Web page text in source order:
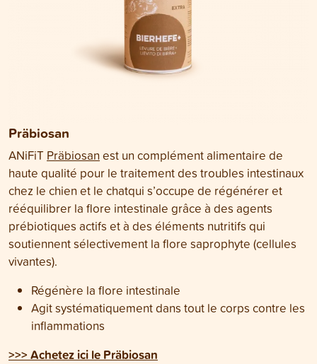
Präbiosan
ANiFiT Präbiosan est un complément alimentaire de
haute qualité pour le traitement des troubles intestinaux
chez le chien et le chatqui s’occupe de régénérer et
rééquilibrer la flore intestinale grâce à des agents
prébiotiques actifs et à des éléments nutritifs qui
soutiennent sélectivement la flore saprophyte (cellules
vivantes).
Régénère la flore intestinale
Agit systématiquement dans tout le corps contre les
inflammations
>>> Achetez ici le Präbiosan